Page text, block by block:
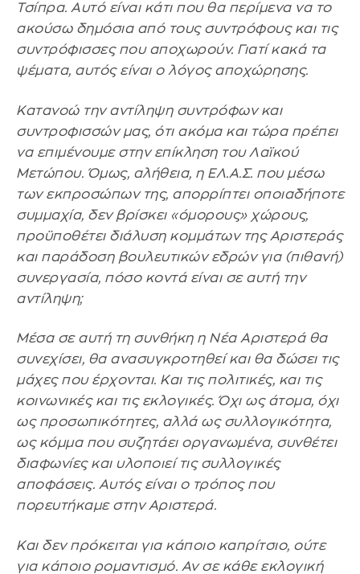
Τσίπρα. Αυτό είναι κάτι που θα περίμενα να το
ακούσω δημόσια από τους συντρόφους και τις
συντρόφισσες που αποχωρούν. Γιατί κακά τα
ψέματα, αυτός είναι ο λόγος αποχώρησης.
Κατανοώ την αντίληψη συντρόφων και
συντροφισσών μας, ότι ακόμα και τώρα πρέπει
να επιμένουμε στην επίκληση του Λαϊκού
Μετώπου. Όμως, αλήθεια, η ΕΛ.Α.Σ. που μέσω
των εκπροσώπων της, απορρίπτει οποιαδήποτε
συμμαχία, δεν βρίσκει «όμορους» χώρους,
προϋποθέτει διάλυση κομμάτων της Αριστεράς
και παράδοση βουλευτικών εδρών για (πιθανή)
συνεργασία, πόσο κοντά είναι σε αυτή την
αντίληψη;
Μέσα σε αυτή τη συνθήκη η Νέα Αριστερά θα
συνεχίσει, θα ανασυγκροτηθεί και θα δώσει τις
μάχες που έρχονται. Και τις πολιτικές, και τις
κοινωνικές και τις εκλογικές. Όχι ως άτομα, όχι
ως προσωπικότητες, αλλά ως συλλογικότητα,
ως κόμμα που συζητάει οργανωμένα, συνθέτει
διαφωνίες και υλοποιεί τις συλλογικές
αποφάσεις. Αυτός είναι ο τρόπος που
πορευτήκαμε στην Αριστερά.
Και δεν πρόκειται για κάποιο καπρίτσιο, ούτε
για κάποιο ρομαντισμό. Αν σε κάθε εκλογική